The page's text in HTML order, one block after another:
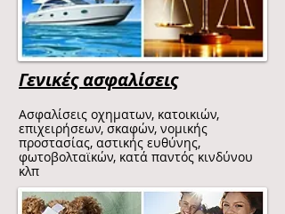
Γενικές ασφαλίσεις
Ασφαλίσεις οχηματων, κατοικιών,
επιχειρήσεων, σκαφών, νομικής
προστασίας, αστικής ευθύνης,
φωτοβολταϊκών, κατά παντός κινδύνου
κλπ